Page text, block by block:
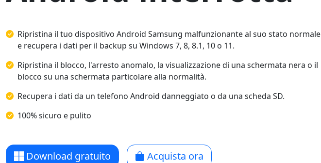
Ripristina il tuo dispositivo Android Samsung malfunzionante al suo stato normale
e recupera i dati per il backup su Windows 7, 8, 8.1, 10 o 11.
Ripristina il blocco, l'arresto anomalo, la visualizzazione di una schermata nera o il
blocco su una schermata particolare alla normalità.
Recupera i dati da un telefono Android danneggiato o da una scheda SD.
100% sicuro e pulito
Download gratuito Acquista ora